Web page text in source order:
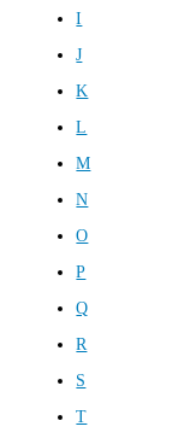
I
J
K
L
M
N
O
P
Q
R
S
T